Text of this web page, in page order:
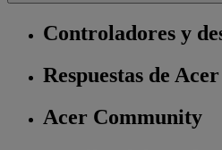
Controladores y
Respuestas de Acer
Acer Community